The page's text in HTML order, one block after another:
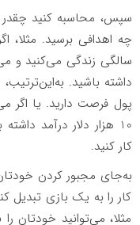
سپس، محاسبه کنید
کار کنید.
به‌جای مجبور کردن خودتان
کار را به یک بازی تبدیل